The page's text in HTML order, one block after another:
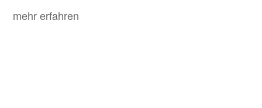
mehr erfahren